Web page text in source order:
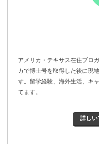
アメリカ・テキサス在住ブロ
カで博士号を取得した後に現
す。留学経験、海外生活、キ
てます。
詳しい